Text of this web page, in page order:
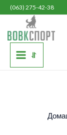
Перейти
вмісту
(063) 275-42-38
⥯